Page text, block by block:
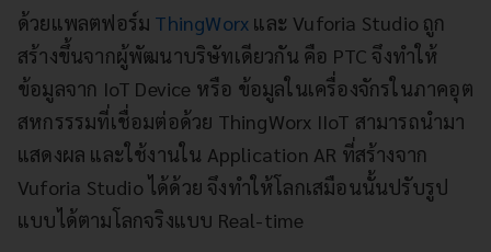
ด้วยแพลตฟอร์ม ThingWorx และ Vuforia Studio ถูก
สร้างขึ้นจากผู้พัฒนาบริษัทเดียวกัน คือ PTC จึงทำให้
ข้อมูลจาก IoT Device หรือ ข้อมูลในเครื่องจักรในภาคอุต
สหกรรรมที่เชื่อมต่อด้วย ThingWorx IIoT สามารถนำมา
แสดงผล และใช้งานใน Application AR ที่สร้างจาก
Vuforia Studio ได้ด้วย จึงทำให้โลกเสมือนนั้นปรับรูป
แบบได้ตามโลกจริงแบบ Real-time